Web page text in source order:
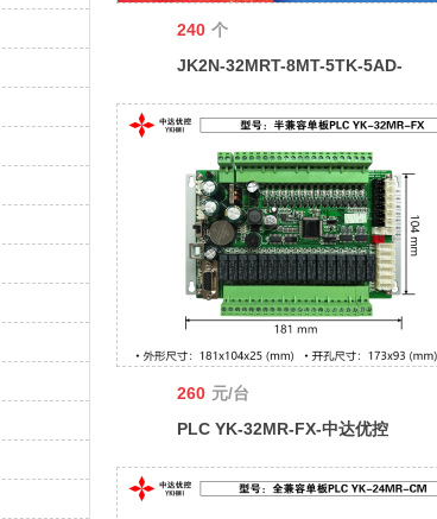
240 个
JK2N-32MRT-8MT-5TK-5AD-
中达优控板式PLC
260 元/台
PLC YK-32MR-FX-中达优控